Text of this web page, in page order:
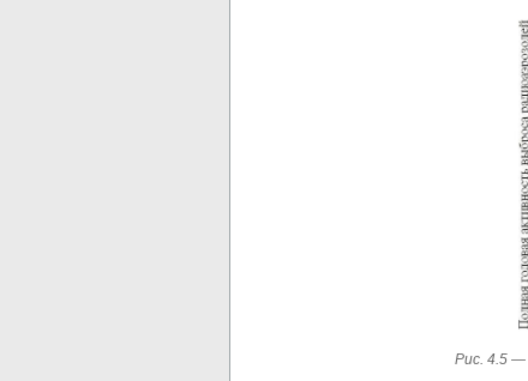
Рис. 4.5 —